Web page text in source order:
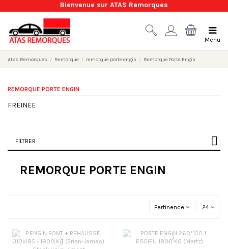
Bienvenue sur ATAS Remorques
Menu
Atas Remorques Remorque remorque porte engin Remorque Porte Engin
REMORQUE PORTE ENGIN
Pertinence 24
REMORQUE PORTE ENGIN
FREINEE
FILTRER